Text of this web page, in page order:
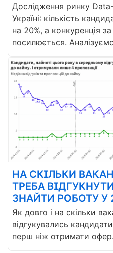
Дослідження ринку Data-
Україні: кількість
на 20%, а конкуренція за
посилюється. Аналізуємо
НА СКІЛЬКИ
ТРЕБА
ЗНАЙТИ РОБОТУ У
Як довго і на скільки
відгукувались
перш ніж отримати офер.